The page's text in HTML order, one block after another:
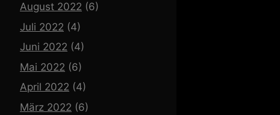
August 2022 (6)
Juli 2022 (4)
Juni 2022 (4)
Mai 2022 (6)
April 2022 (4)
März 2022 (6)